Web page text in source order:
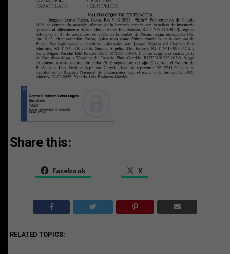
Share this:
Facebook X
RELATED TOPICS: